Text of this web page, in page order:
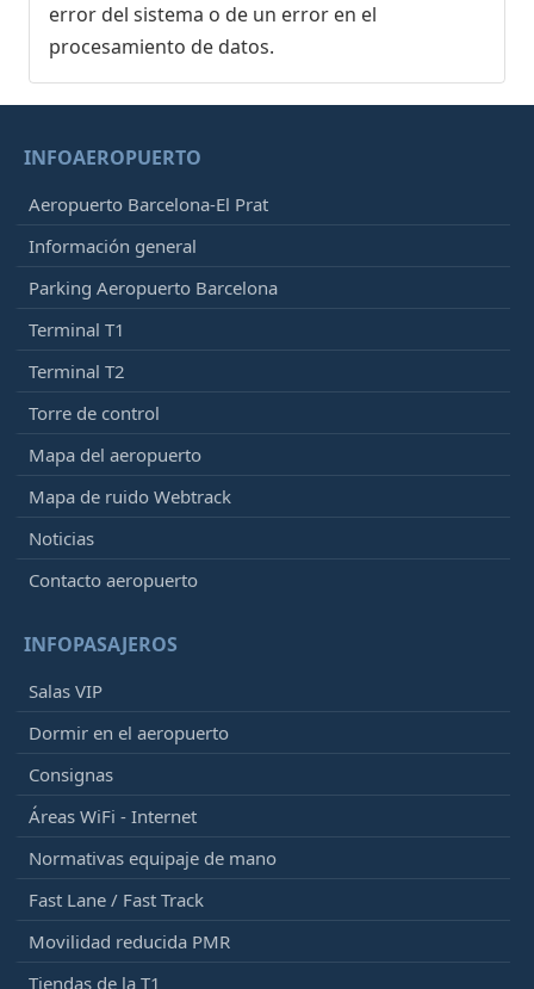
error del sistema o de un error en el
procesamiento de datos.
INFOAEROPUERTO
Aeropuerto Barcelona-El Prat
Información general
Parking Aeropuerto Barcelona
Terminal T1
Terminal T2
Torre de control
Mapa del aeropuerto
Mapa de ruido Webtrack
Noticias
Contacto aeropuerto
INFOPASAJEROS
Salas VIP
Dormir en el aeropuerto
Consignas
Áreas WiFi - Internet
Normativas equipaje de mano
Fast Lane / Fast Track
Movilidad reducida PMR
Tiendas de la T1